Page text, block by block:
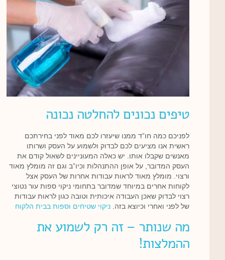
טיפים נכונים להחלטה נכונה
לפניכם כמה חו”ד ממנו שיעזרו לכם מאוד לפני בחירתכם
ראשית אנו מציעים לכם לבדוק ולשמוע על העסק ושרותו
מאנשים שקבלו אותו. יש כאלה המעוניינים לשאול קודם את
העסק המדובר, על אופן ההתנהלות וכיו”ב וגם זה מומלץ מאוד
ורצוי. מומלץ מאוד לראות עבודות אחרות של העסק אצל
לקוחות אחרים במיוחד שמדובר בתחומי ניקוי ספות עור נטוצי
רצוי לבדוק שאכן העבודה איכותית וטובה כגון לראות עבודות
של לפני ואחרי וכיוצא בזה. ניקוי שטיחים וספות בבית הלקוח
מה שנותר – זה רק לשמוע את
ההמלצות!